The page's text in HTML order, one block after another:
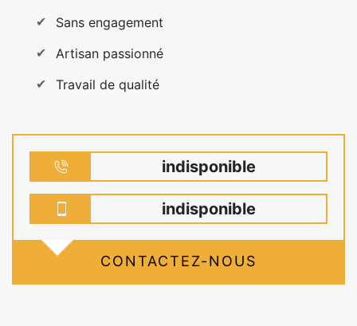
Sans engagement
Artisan passionné
Travail de qualité
indisponible
indisponible
CONTACTEZ-NOUS